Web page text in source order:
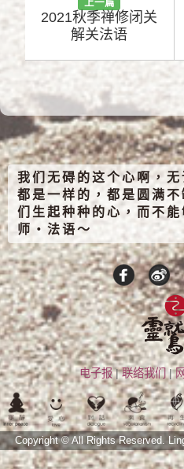
2021秋季禅修闭关
解关法语
我们无碍的这个心啊，
都是一样的，都是圆满
们生起种种的心，而不
师‧法语～
电子报|联络我们 |
Copyright © All Rights Reserved.